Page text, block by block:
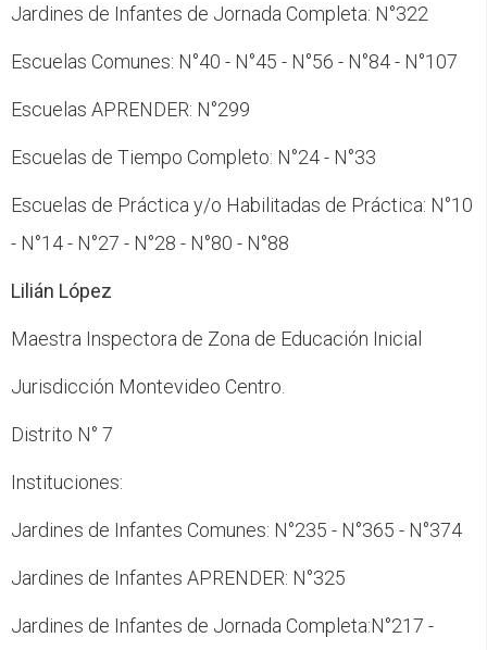
Jardines de Infantes de Jornada Completa: N°322
Escuelas Comunes: N°40 - N°45 - N°56 - N°84 - N°107
Escuelas APRENDER: N°299
Escuelas de Tiempo Completo: N°24 - N°33
Escuelas de Práctica y/o Habilitadas de Práctica: N°10
- N°14 - N°27 - N°28 - N°80 - N°88
Lilián López
Maestra Inspectora de Zona de Educación Inicial
Jurisdicción Montevideo Centro.
Distrito N° 7
Instituciones:
Jardines de Infantes Comunes: N°235 - N°365 - N°374
Jardines de Infantes APRENDER: N°325
Jardines de Infantes de Jornada Completa:N°217 -